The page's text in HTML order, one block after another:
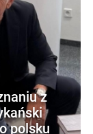
z
polsku